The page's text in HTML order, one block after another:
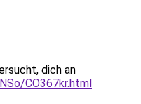
dich an
CO367kr.html